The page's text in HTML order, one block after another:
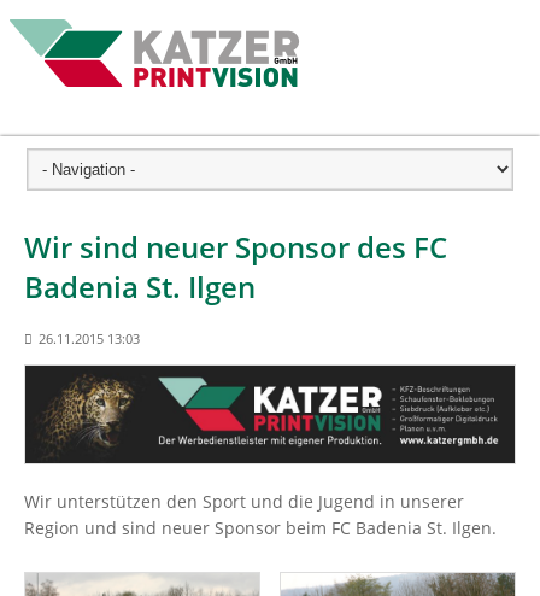
Wir sind neuer Sponsor des FC
Badenia St. Ilgen
26.11.2015 13:03
Wir unterstützen den Sport und die Jugend in unserer
Region und sind neuer Sponsor beim FC Badenia St. Ilgen.